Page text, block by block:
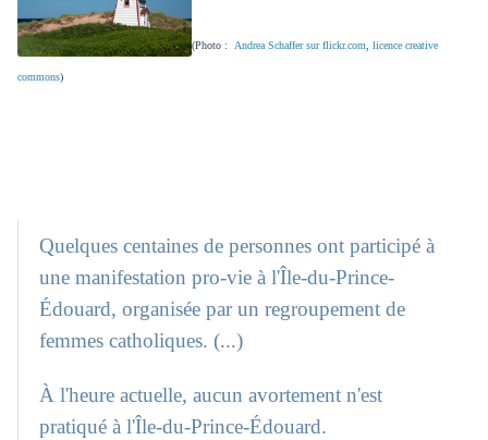
(Photo : Andrea Schaffer sur flickr.com licence creative
commons)
Quelques centaines de personnes ont participé à
une manifestation pro-vie à l'Île-du-Prince-
Édouard, organisée par un regroupement de
femmes catholiques. (...)
À l'heure actuelle, aucun avortement n'est
pratiqué à l'Île-du-Prince-Édouard.